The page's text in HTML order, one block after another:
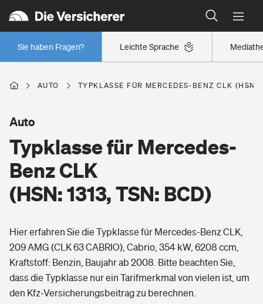
Leichte Sprache
Sie haben Fragen?
Wer versichert was: Jetzt Versicherer finden
Regionalklassen: So ist Ihre Region eingestuft
Wer versichert was: Jetzt Versicherer finden
Berufsunfähigkeitsversicherung
Arbeitsrechtsschutz
Berufshaftpflichtversicherung
Wohnen
Wohngebäudeversicherung
Hausratversicherung
Elementarversicherung
Photovoltaik
Pri­vate Haft­pflicht­
Rechts­schutz­ver­si­che­rung
Gesundheit
Private Krankenversicherung
AUTO TYPKLASSE FÜR MERCEDES-BENZ CLK (HSN:
Typklasse für Mercedes-
Benz CLK
(HSN: 1313, TSN: BCD)
Auto
Hier erfahren Sie die Typklasse für Mercedes-Benz CLK,
209 AMG (CLK 63 CABRIO), Cabrio, 354 kW, 6208 ccm,
Kraftstoff: Benzin, Baujahr ab 2008. Bitte beachten Sie,
dass die Typklasse nur ein Tarifmerkmal von vielen ist, um
den Kfz-Versicherungsbeitrag zu berechnen.